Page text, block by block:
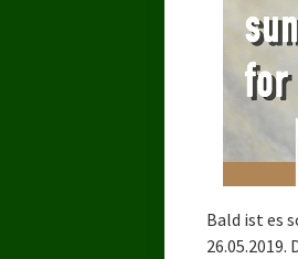
Bald ist es